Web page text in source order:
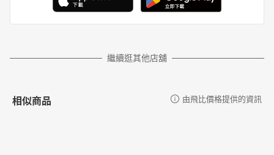
繼續逛其他店舖
相似商品 由飛比價格提供的資訊